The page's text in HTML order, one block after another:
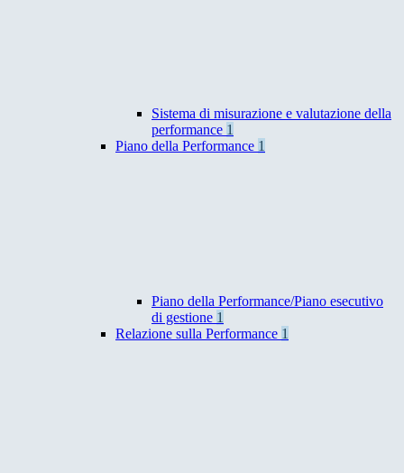
Sistema di misurazione e valutazione della
performance 1
Piano della Performance 1
Piano della Performance/Piano esecutivo
di gestione 1
Relazione sulla Performance 1